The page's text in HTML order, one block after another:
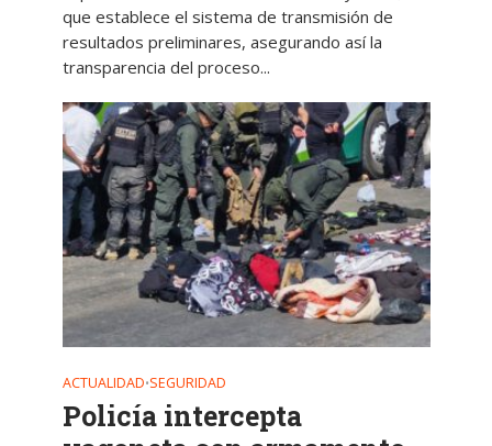
que establece el sistema de transmisión de
resultados preliminares, asegurando así la
transparencia del proceso...
ACTUALIDAD•SEGURIDAD
Policía intercepta